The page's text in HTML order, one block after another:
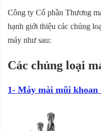
Công ty Cổ phần Thương
hạnh giới thiệu các chủng
máy như sau:
Các chủng loại
1- Máy mài mũi khoan